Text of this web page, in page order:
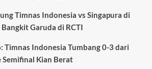
Timnas Indonesia vs Singapura di
Garuda di RCTI
Timnas Indonesia Tumbang 0-3 dari
Semifinal Kian Berat